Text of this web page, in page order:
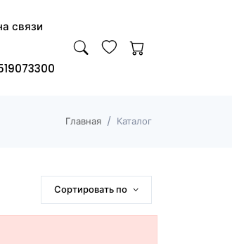
связи
Главная Каталог
Сортировать по